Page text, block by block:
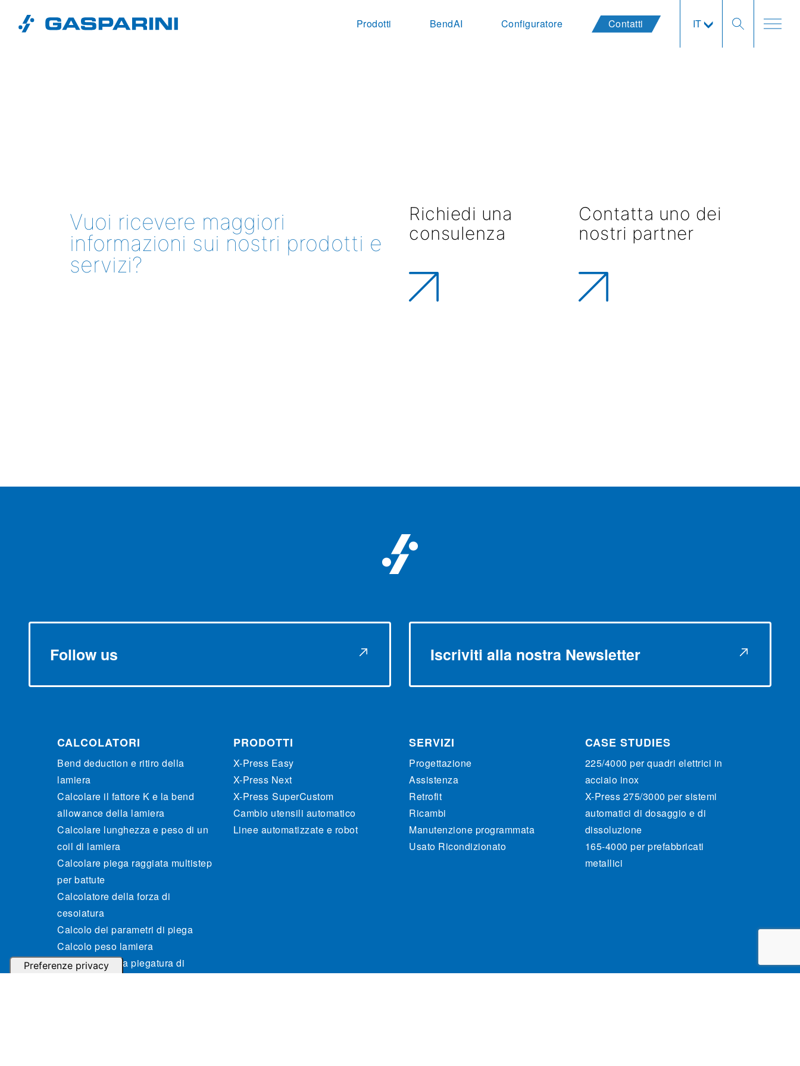
Prodotti BendAI Configuratore Contatti IT
Vuoi ricevere maggiori
informazioni sui nostri prodotti e
servizi?
Richiedi una
consulenza
Contatta uno dei
nostri partner
Follow us Iscriviti alla nostra Newsletter
CALCOLATORI
Bend deduction e ritiro della
lamiera
Calcolare il fattore K e la bend
allowance della lamiera
Calcolare lunghezza e peso di un
coil di lamiera
Calcolare piega raggiata multistep
per battute
Calcolatore della forza di
cesoiatura
Calcolo dei parametri di piega
Calcolo peso lamiera
Risparmia nella piegatura di
PRODOTTI
X-Press Easy
X-Press Next
X-Press SuperCustom
Cambio utensili automatico
Linee automatizzate e robot
SERVIZI
Progettazione
Assistenza
Retrofit
Ricambi
Manutenzione programmata
Usato Ricondizionato
CASE STUDIES
225/4000 per quadri elettrici in
acciaio inox
X-Press 275/3000 per sistemi
automatici di dosaggio e di
dissoluzione
165-4000 per prefabbricati
metallici